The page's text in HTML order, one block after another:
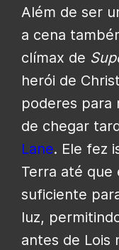
Além de ser
a cena
clímax de
herói de
poderes para
de chegar
Lane. Ele fez
Terra até que
suficiente
luz,
antes de Lois